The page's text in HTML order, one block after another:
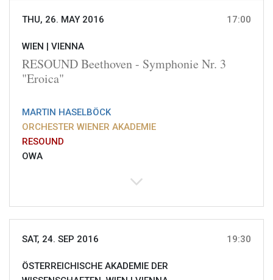
THU, 26. MAY 2016 17:00
WIEN | VIENNA
RESOUND Beethoven - Symphonie Nr. 3
"Eroica"
MARTIN HASELBÖCK
ORCHESTER WIENER AKADEMIE
RESOUND
OWA
SAT, 24. SEP 2016 19:30
ÖSTERREICHISCHE AKADEMIE DER